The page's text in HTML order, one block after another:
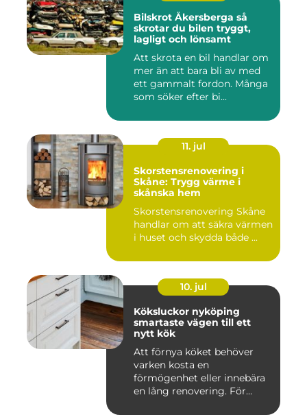
Bilskrot Åkersberga så
skrotar du bilen tryggt,
lagligt och lönsamt
Att skrota en bil handlar om
mer än att bara bli av med
ett gammalt fordon. Många
som söker efter bi...
11. jul
Skorstensrenovering i
Skåne: Trygg värme i
skånska hem
Skorstensrenovering Skåne
handlar om att säkra värmen
i huset och skydda både ...
10. jul
Köksluckor nyköping
smartaste vägen till ett
nytt kök
Att förnya köket behöver
varken kosta en
förmögenhet eller innebära
en lång renovering. För